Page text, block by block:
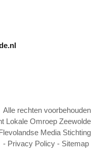
Alle rechten voorbehouden
Lokale Omroep Zeewolde
Media Stichting
- Privacy Policy - Sitemap